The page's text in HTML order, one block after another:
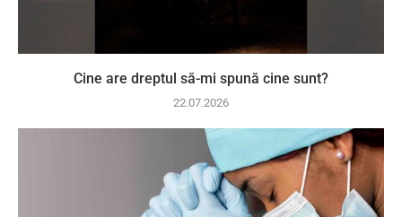
Cine are dreptul să-mi spună cine sunt?
22.07.2026